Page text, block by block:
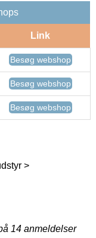
Link
Besøg webshop
Besøg webshop
Besøg webshop
>
14 anmeldelser